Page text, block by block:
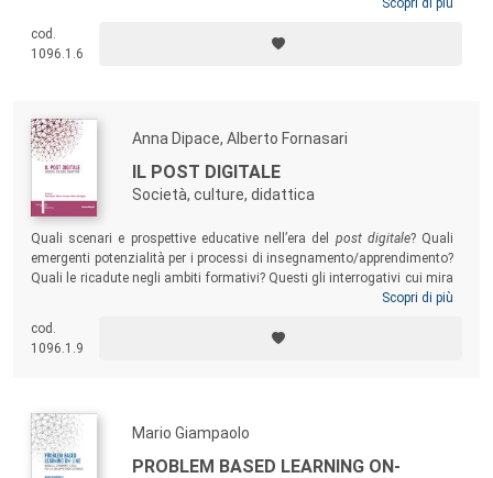
volume entra in profondità nella varietà del quadro italiano, tra
agli adulti, valorizzando una ricchezza e un potenziale pronto per
uscire dalle cornici sperimentali della ricerca e delle singole offerte
Scopri di più
cod.
1096.1.6
Anna Dipace, Alberto Fornasari
IL POST DIGITALE
Società, culture, didattica
Quali scenari e prospettive educative nell’era del post digitale? Quali
emergenti potenzialità per i processi di insegnamento/apprendimento?
Quali le ricadute negli ambiti formativi? Questi gli interrogativi cui mira
a rispondere il volume, che raccoglie gli atti del Convegno SIREM 2021,
educative, didattiche e culturali che muovano nella direzione di un
consapevole processo di cambiamento e di innovazione.
Scopri di più
cod.
1096.1.9
Mario Giampaolo
PROBLEM BASED LEARNING ON-